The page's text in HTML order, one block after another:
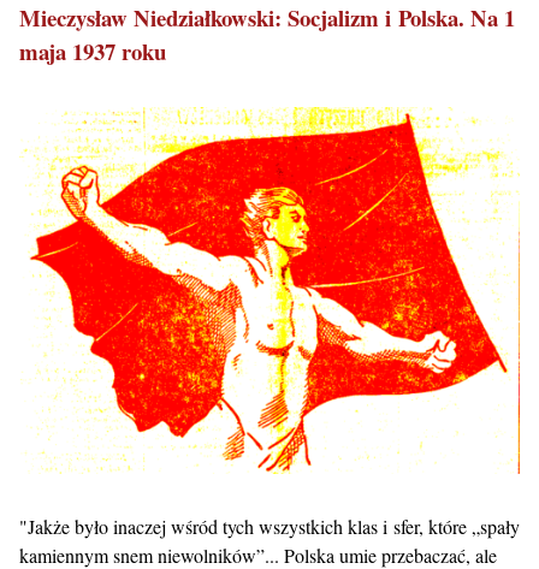
Mieczysław Niedziałkowski: Socjalizm i Polska. Na 1
maja 1937 roku
"Jakże było inaczej wśród tych wszystkich klas i sfer, które „spały
kamiennym snem niewolników”... Polska umie przebaczać, ale